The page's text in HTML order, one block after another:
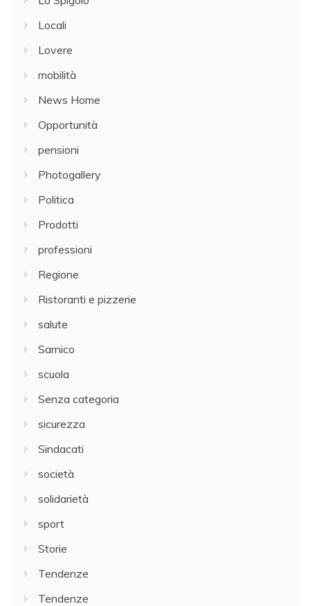
Locali
Lovere
mobilità
News Home
Opportunità
pensioni
Photogallery
Politica
Prodotti
professioni
Regione
Ristoranti e pizzerie
salute
Sarnico
scuola
Senza categoria
sicurezza
Sindacati
società
solidarietà
sport
Storie
Tendenze
Tendenze